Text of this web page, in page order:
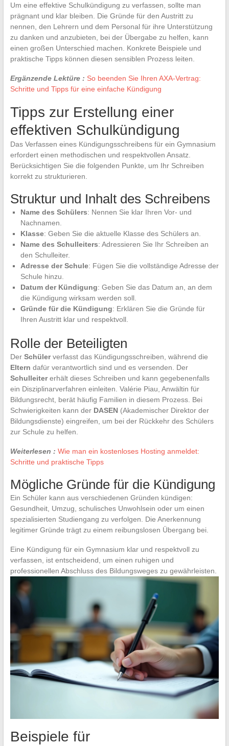
Um eine effektive Schulkündigung zu verfassen, sollte man
prägnant und klar bleiben. Die Gründe für den Austritt zu
nennen, den Lehrern und dem Personal für ihre Unterstützung
zu danken und anzubieten, bei der Übergabe zu helfen, kann
einen großen Unterschied machen. Konkrete Beispiele und
praktische Tipps können diesen sensiblen Prozess leiten.
Ergänzende Lektüre : So beenden Sie Ihren AXA-Vertrag:
Schritte und Tipps für eine einfache Kündigung
Tipps zur Erstellung einer
effektiven Schulkündigung
Das Verfassen eines Kündigungsschreibens für ein Gymnasium
erfordert einen methodischen und respektvollen Ansatz.
Berücksichtigen Sie die folgenden Punkte, um Ihr Schreiben
korrekt zu strukturieren.
Struktur und Inhalt des Schreibens
Name des Schülers: Nennen Sie klar Ihren Vor- und
Nachnamen.
Klasse: Geben Sie die aktuelle Klasse des Schülers an.
Name des Schulleiters: Adressieren Sie Ihr Schreiben an
den Schulleiter.
Adresse der Schule: Fügen Sie die vollständige Adresse der
Schule hinzu.
Datum der Kündigung: Geben Sie das Datum an, an dem
die Kündigung wirksam werden soll.
Gründe für die Kündigung: Erklären Sie die Gründe für
Ihren Austritt klar und respektvoll.
Rolle der Beteiligten
Der Schülerverfasst das Kündigungsschreiben, während die
Eltern dafür verantwortlich sind und es versenden. Der
Schulleitererhält dieses Schreiben und kann gegebenenfalls
ein Disziplinarverfahren einleiten. Valérie Piau, Anwältin für
Bildungsrecht, berät häufig Familien in diesem Prozess. Bei
Schwierigkeiten kann der DASEN(Akademischer Direktor der
Bildungsdienste) eingreifen, um bei der Rückkehr des Schülers
zur Schule zu helfen.
Weiterlesen : Wie man ein kostenloses Hosting anmeldet:
Schritte und praktische Tipps
Mögliche Gründe für die Kündigung
Ein Schüler kann aus verschiedenen Gründen kündigen:
Gesundheit, Umzug, schulisches Unwohlsein oder um einen
spezialisierten Studiengang zu verfolgen. Die Anerkennung
legitimer Gründe trägt zu einem reibungslosen Übergang bei.
Eine Kündigung für ein Gymnasium klar und respektvoll zu
verfassen, ist entscheidend, um einen ruhigen und
professionellen Abschluss des Bildungsweges zu gewährleisten.
Beispiele für